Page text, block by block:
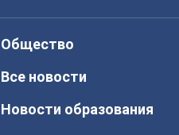
Общество
Все новости
Новости образования